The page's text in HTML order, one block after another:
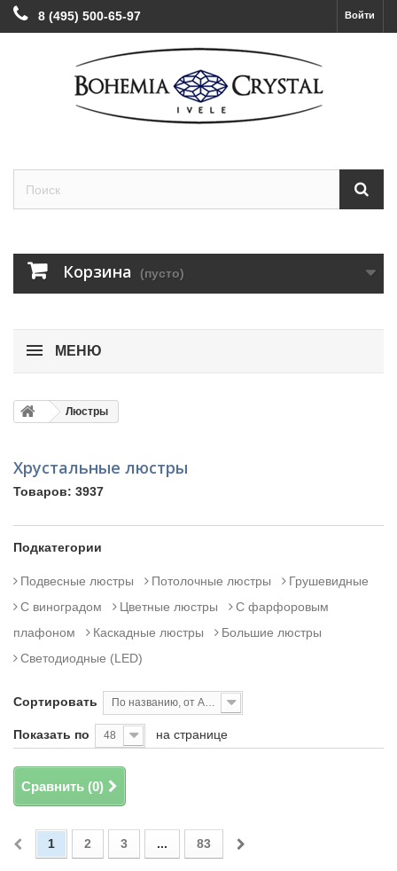
Войти
8 (495) 500-65-97
Корзина (пусто)
МЕНЮ
Люстры
Хрустальные люстры
Товаров: 3937
Подкатегории
Подвесные люстры Потолочные люстры
Грушевидные
С виноградом
Цветные люстры
С фарфоровым
плафоном
Каскадные люстры
Большие люстры
Светодиодные (LED)
Сортировать По названию, от А до Я
Показать по 48 на странице
Сравнить (0)
1 2 3 ... 83